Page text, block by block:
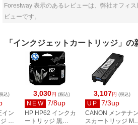
Forestway 表示のあるレビューは、弊社オフィ
ビューです。
「インクジェットカートリッジ」の
3,030円 (税込)
NEW 7/8up
HP HP62 インクカ
ートリッジ 黒
3,107円 (税込)
UP 7/3up
CANON メンテナン
スカートリッジ
込)
イン
シ